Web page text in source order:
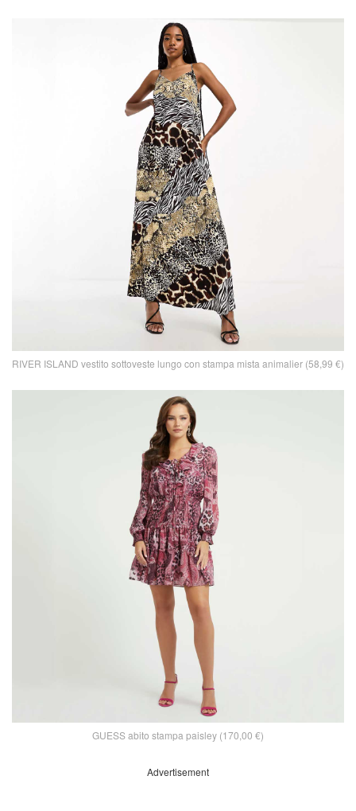
RIVER ISLAND vestito sottoveste lungo con stampa mista animalier (58,99 €)
GUESS abito stampa paisley (170,00 €)
Advertisement